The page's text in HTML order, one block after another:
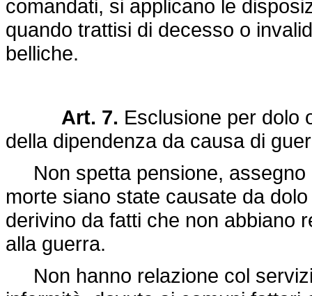
comandati, si applicano le
quando trattisi di decesso o
belliche.
Art. 7. Esclusione per dolo
della dipendenza da causa di
Non spetta pensione, assegno
morte siano state causate da
derivino da fatti che non abbiano
alla guerra.
Non hanno relazione col